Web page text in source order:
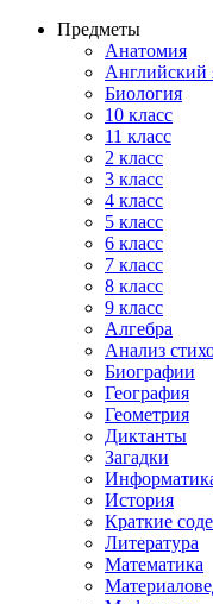
Предметы
Анатомия
Английский
Биология
10 класс
11 класс
2 класс
3 класс
4 класс
5 класс
6 класс
7 класс
8 класс
9 класс
Алгебра
Анализ
Биографии
География
Геометрия
Диктанты
Загадки
История
Краткие
Литература
Математика